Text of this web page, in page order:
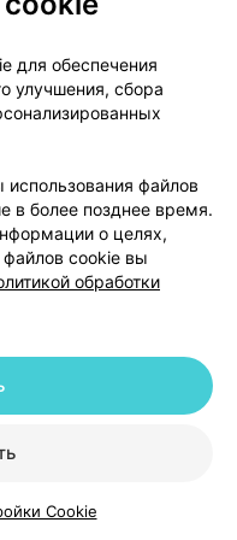
Профиль
алюминиевой
6 контурных
быть доступны
д. 26
а также в
для обеспечения
улучшения, сбора
файлов
в более позднее время.
о целях,
файлов cookie вы
обработки
Cookie